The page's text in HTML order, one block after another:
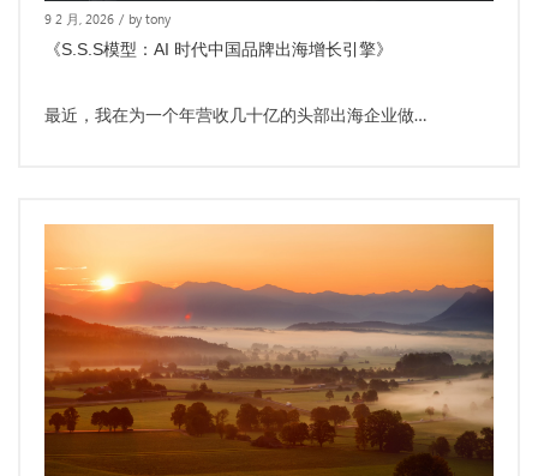
9 2 月, 2026 / by tony
《S.S.S模型：AI 时代中国品牌出海增长引擎》
最近，我在为一个年营收几十亿的头部出海企业做…